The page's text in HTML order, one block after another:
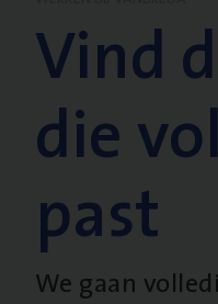
Vind
die
past
We gaan